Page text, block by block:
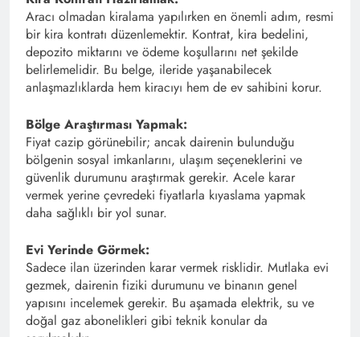
Aracı olmadan kiralama yapılırken en önemli adım, resmi
bir kira kontratı düzenlemektir. Kontrat, kira bedelini,
depozito miktarını ve ödeme koşullarını net şekilde
belirlemelidir. Bu belge, ileride yaşanabilecek
anlaşmazlıklarda hem kiracıyı hem de ev sahibini korur.
Bölge Araştırması Yapmak:
Fiyat cazip görünebilir; ancak dairenin bulunduğu
bölgenin sosyal imkanlarını, ulaşım seçeneklerini ve
güvenlik durumunu araştırmak gerekir. Acele karar
vermek yerine çevredeki fiyatlarla kıyaslama yapmak
daha sağlıklı bir yol sunar.
Evi Yerinde Görmek:
Sadece ilan üzerinden karar vermek risklidir. Mutlaka evi
gezmek, dairenin fiziki durumunu ve binanın genel
yapısını incelemek gerekir. Bu aşamada elektrik, su ve
doğal gaz abonelikleri gibi teknik konular da